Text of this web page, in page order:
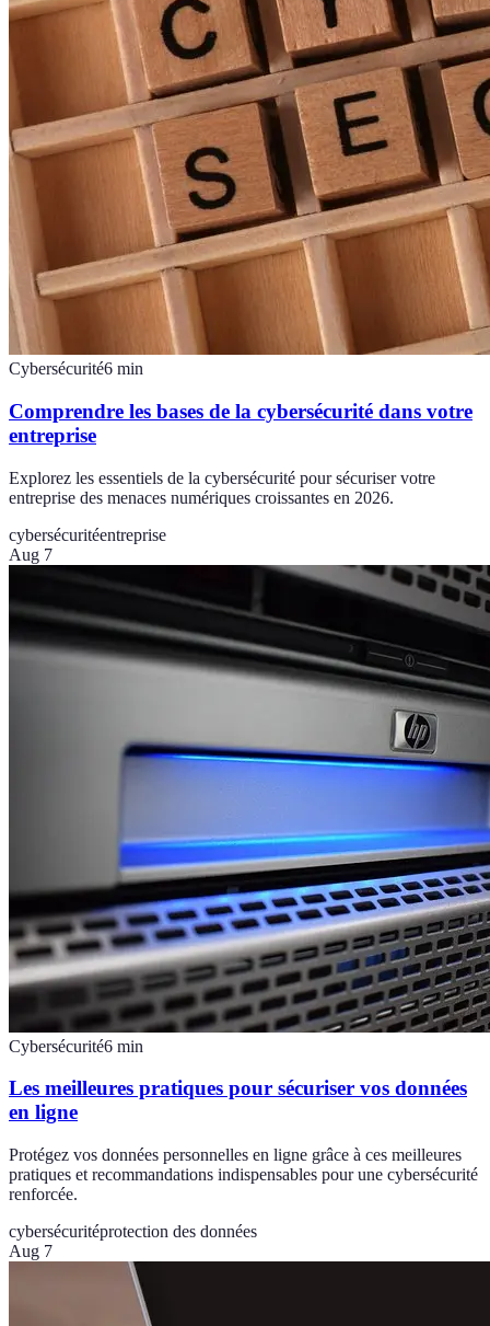
Cybersécurité6 min
Comprendre les bases de la cybersécurité dans votre
entreprise
Explorez les essentiels de la cybersécurité pour sécuriser votre
entreprise des menaces numériques croissantes en 2026.
cybersécuritéentreprise
Aug 7
Cybersécurité6 min
Les meilleures pratiques pour sécuriser vos données
en ligne
Protégez vos données personnelles en ligne grâce à ces meilleures
pratiques et recommandations indispensables pour une cybersécurité
renforcée.
cybersécuritéprotection des données
Aug 7